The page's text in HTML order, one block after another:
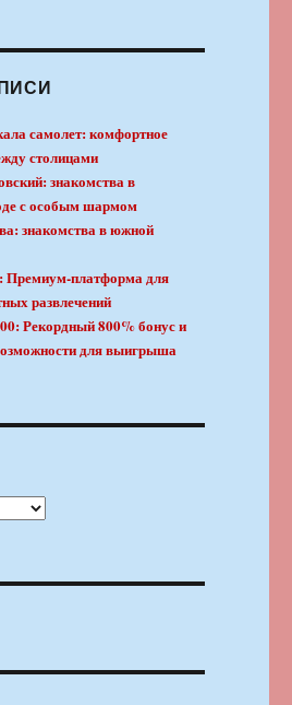
самолет: комфортное
столицами
знакомства в
с особым шармом
знакомства в южной
Премиум-платформа для
развлечений
Рекордный 800% бонус и
для выигрыша